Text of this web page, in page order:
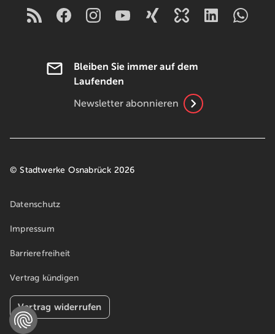
Bleiben Sie immer auf dem
Laufenden
Newsletter abonnieren
© Stadtwerke Osnabrück 2026
Datenschutz
Impressum
Barrierefreiheit
Vertrag kündigen
Vertrag widerrufen